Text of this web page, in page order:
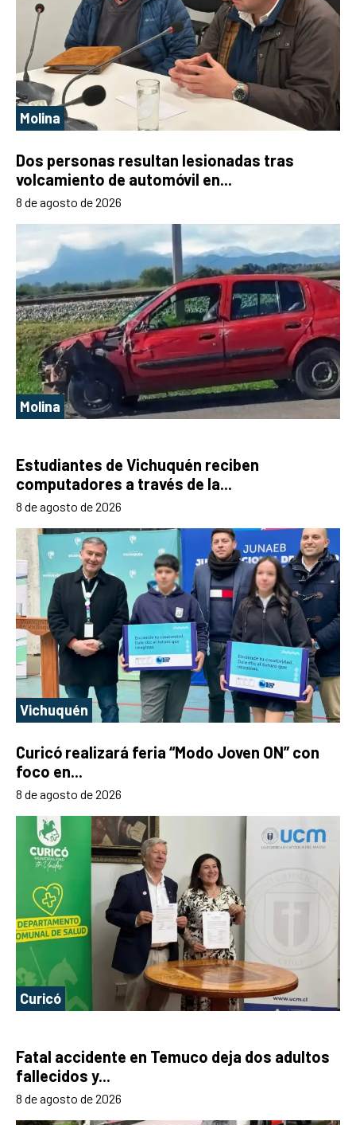
Molina
Dos personas resultan lesionadas tras
volcamiento de automóvil en...
8 de agosto de 2026
Molina
Estudiantes de Vichuquén reciben
computadores a través de la...
8 de agosto de 2026
Vichuquén
Curicó realizará feria “Modo Joven ON” con
foco en...
8 de agosto de 2026
Curicó
Fatal accidente en Temuco deja dos adultos
fallecidos y...
8 de agosto de 2026